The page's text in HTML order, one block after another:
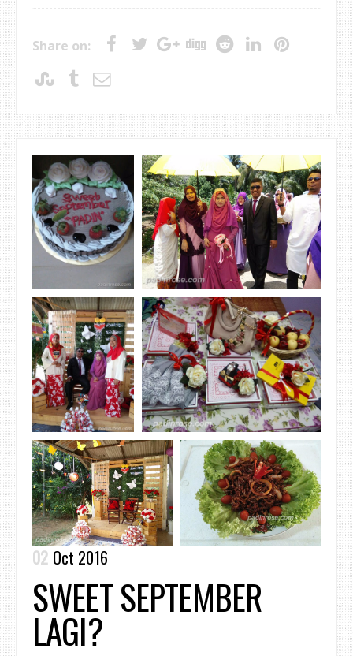
Share on:
02 Oct 2016
SWEET SEPTEMBER
LAGI?